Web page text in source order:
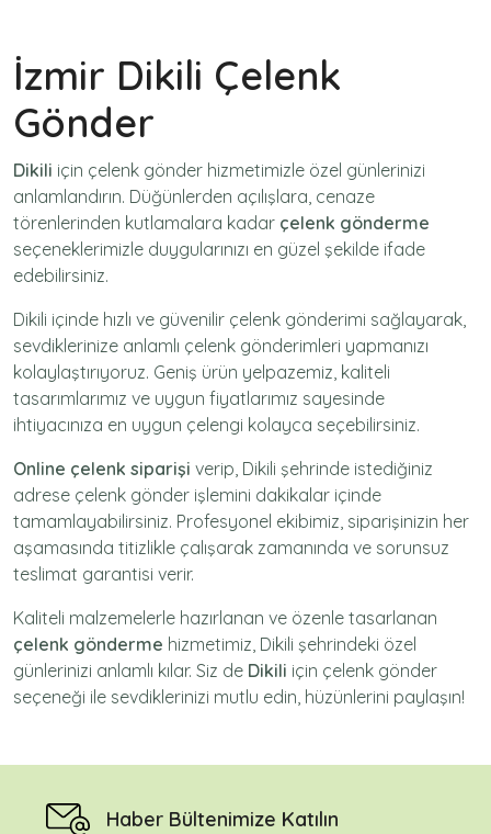
İzmir Dikili Çelenk
Gönder
Dikili için çelenk gönder hizmetimizle özel günlerinizi
anlamlandırın. Düğünlerden açılışlara, cenaze
törenlerinden kutlamalara kadar çelenk gönderme
seçeneklerimizle duygularınızı en güzel şekilde ifade
edebilirsiniz.
Dikili içinde hızlı ve güvenilir çelenk gönderimi sağlayarak,
sevdiklerinize anlamlı çelenk gönderimleri yapmanızı
kolaylaştırıyoruz. Geniş ürün yelpazemiz, kaliteli
tasarımlarımız ve uygun fiyatlarımız sayesinde
ihtiyacınıza en uygun çelengi kolayca seçebilirsiniz.
Online çelenk siparişi verip, Dikili şehrinde istediğiniz
adrese çelenk gönder işlemini dakikalar içinde
tamamlayabilirsiniz. Profesyonel ekibimiz, siparişinizin her
aşamasında titizlikle çalışarak zamanında ve sorunsuz
teslimat garantisi verir.
Kaliteli malzemelerle hazırlanan ve özenle tasarlanan
çelenk gönderme hizmetimiz, Dikili şehrindeki özel
günlerinizi anlamlı kılar. Siz de Dikili için çelenk gönder
seçeneği ile sevdiklerinizi mutlu edin, hüzünlerini paylaşın!
Haber Bültenimize Katılın